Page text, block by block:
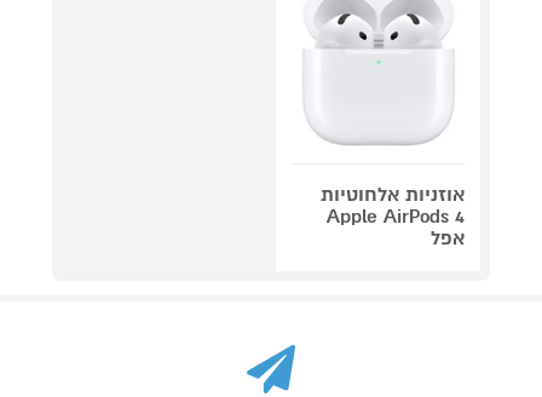
אוזניות אלחוטיות
Apple AirPods 4
אפל